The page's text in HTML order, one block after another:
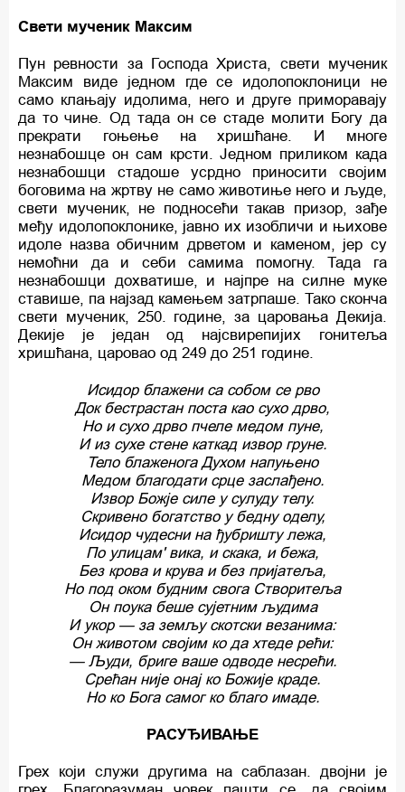
Свети мученик Максим
Пун ревности за Господа Христа, свети мученик
Максим виде једном где се идолопоклоници не
само клањају идолима, него и друге приморавају
да то чине. Од тада он се стаде молити Богу да
прекрати гоњење на хришћане. И многе
незнабошце он сам крсти. Једном приликом када
незнабошци стадоше усрдно приносити својим
боговима на жртву не само животиње него и људе,
свети мученик, не подносећи такав призор, зађе
међу идолопоклонике, јавно их изобличи и њихове
идоле назва обичним дрветом и каменом, јер су
немоћни да и себи самима помогну. Тада га
незнабошци дохватише, и најпре на силне муке
ставише, па најзад камењем затрпаше. Тако сконча
свети мученик, 250. године, за царовања Декија.
Декије је један од најсвирепијих гонитеља
хришћана, царовао од 249 до 251 године.
Исидор блажени са собом се рво
Док бестрастан поста као сухо дрво,
Но и сухо дрво пчеле медом пуне,
И из сухе стене каткад извор груне.
Тело блаженога Духом напуњено
Медом благодати срце заслађено.
Извор Божје силе у сулуду телу.
Скривено богатство у бедну оделу,
Исидор чудесни на ђубришту лежа,
По улицам' вика, и скака, и бежа,
Без крова и крува и без пријатеља,
Нo под оком будним свога Створитеља
Он поука беше сујетним људима
И укор — за земљу скотски везанима:
Он животом својим ко да хтеде peћи:
— Људи, бриге ваше одводе несрећи.
Срећан није онај ко Божије краде.
Но ко Бога самог ко благо имаде.
РАСУЂИВАЊЕ
Грех који служи другима на саблазан. двојни је